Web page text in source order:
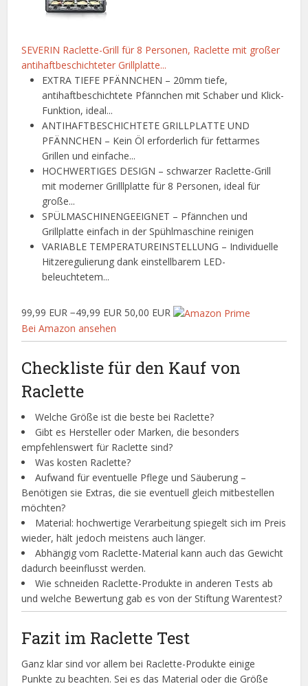
SEVERIN Raclette-Grill für 8 Personen, Raclette mit großer
antihaftbeschichteter Grillplatte...
EXTRA TIEFE PFÄNNCHEN – 20mm tiefe,
antihaftbeschichtete Pfännchen mit Schaber und Klick-
Funktion, ideal...
ANTIHAFTBESCHICHTETE GRILLPLATTE UND
PFÄNNCHEN – Kein Öl erforderlich für fettarmes
Grillen und einfache...
HOCHWERTIGES DESIGN – schwarzer Raclette-Grill
mit moderner Grilllplatte für 8 Personen, ideal für
große...
SPÜLMASCHINENGEEIGNET – Pfännchen und
Grillplatte einfach in der Spühlmaschine reinigen
VARIABLE TEMPERATUREINSTELLUNG – Individuelle
Hitzeregulierung dank einstellbarem LED-
beleuchtetem...
99,99 EUR −49,99 EUR 50,00 EUR
Bei Amazon ansehen
Checkliste für den Kauf von
Raclette
Welche Größe ist die beste bei Raclette?
Gibt es Hersteller oder Marken, die besonders
empfehlenswert für Raclette sind?
Was kosten Raclette?
Aufwand für eventuelle Pflege und Säuberung –
Benötigen sie Extras, die sie eventuell gleich mitbestellen
möchten?
Material: hochwertige Verarbeitung spiegelt sich im Preis
wieder, hält jedoch meistens auch länger.
Abhängig vom Raclette-Material kann auch das Gewicht
dadurch beeinflusst werden.
Wie schneiden Raclette-Produkte in anderen Tests ab
und welche Bewertung gab es von der Stiftung Warentest?
Fazit im Raclette Test
Ganz klar sind vor allem bei Raclette-Produkte einige
Punkte zu beachten. Sei es das Material oder die Größe